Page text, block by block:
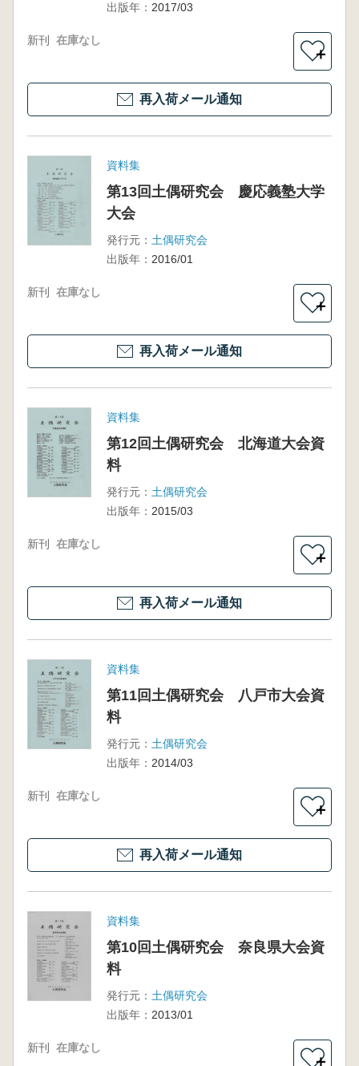
出版年： 2017/03
新刊 在庫なし
＋
再入荷メール通知
資料集
第13回土偶研究会 慶応義塾大学
大会
発行元： 土偶研究会
出版年： 2016/01
新刊 在庫なし
＋
再入荷メール通知
資料集
第12回土偶研究会 北海道大会資
料
発行元： 土偶研究会
出版年： 2015/03
新刊 在庫なし
＋
再入荷メール通知
資料集
第11回土偶研究会 八戸市大会資
料
発行元： 土偶研究会
出版年： 2014/03
新刊 在庫なし
＋
再入荷メール通知
資料集
第10回土偶研究会 奈良県大会資
料
発行元： 土偶研究会
出版年： 2013/01
新刊 在庫なし
＋